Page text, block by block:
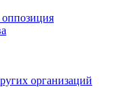
организаций